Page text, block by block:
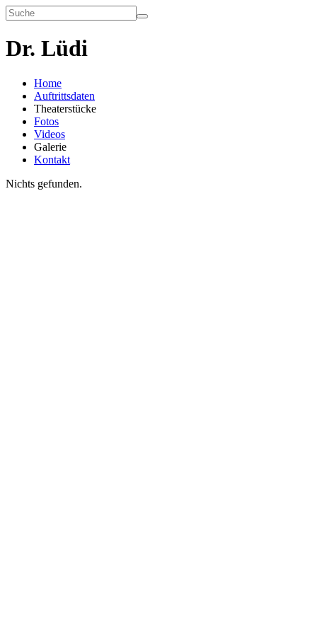
Dr. Lüdi
Home
Auftrittsdaten
Theaterstücke
Fotos
Videos
Galerie
Kontakt
Nichts gefunden.